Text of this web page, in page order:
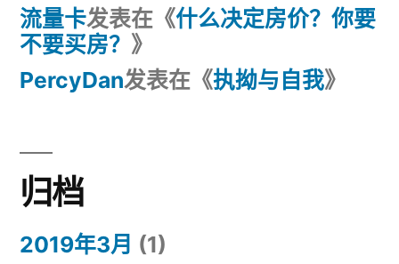
流量卡发表在《什么决定房价？你要
不要买房？ 》
PercyDan发表在《执拗与自我》
归档
2019年3月 (1)